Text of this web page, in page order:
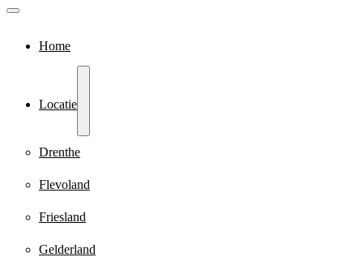
Home
Locatie
Drenthe
Flevoland
Friesland
Gelderland